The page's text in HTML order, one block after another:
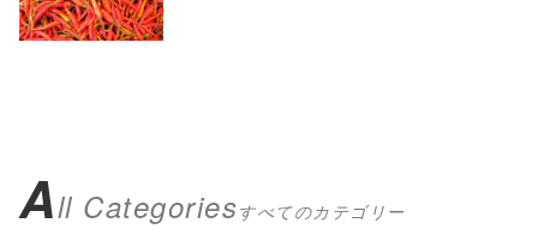
All Categoriesすべてのカテゴリー